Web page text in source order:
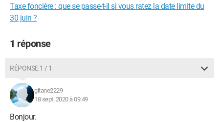
Taxe foncière : que se passe-t-il si vous ratez la date limite du
30 juin ?
1 réponse
RÉPONSE 1 / 1
gitane2229
18 sept. 2020 à 09:49
Bonjour.